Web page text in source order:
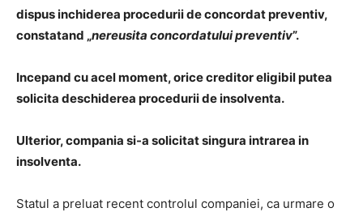
dispus inchiderea procedurii de concordat preventiv,
constatand „nereusita concordatului preventiv”.
Incepand cu acel moment, orice creditor eligibil putea
solicita deschiderea procedurii de insolventa.
Ulterior, compania si-a solicitat singura intrarea in
insolventa.
Statul a preluat recent controlul companiei, ca urmare o